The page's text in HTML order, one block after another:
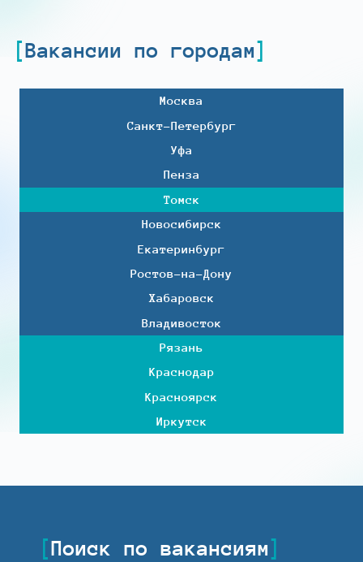
Вакансии по городам
Москва
Санкт-Петербург
Уфа
Пенза
Томск
Новосибирск
Екатеринбург
Ростов-на-Дону
Хабаровск
Владивосток
Рязань
Краснодар
Красноярск
Иркутск
Поиск по вакансиям